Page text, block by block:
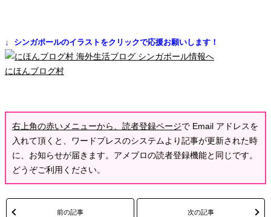
↓ シンガポールのイラストをクリックで応援お願いします！
にほんブログ村
右上角の赤いメニューから、読者登録ページで Email アドレスを
入れて頂くと、ワードプレスのシステムより記事が更新された時
に、お知らせが届きます。アメブロの読者登録機能と同じです。
どうぞご利用ください。
前の記事 次の記事